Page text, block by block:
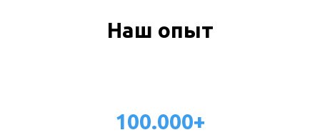
Наш опыт
100.000+